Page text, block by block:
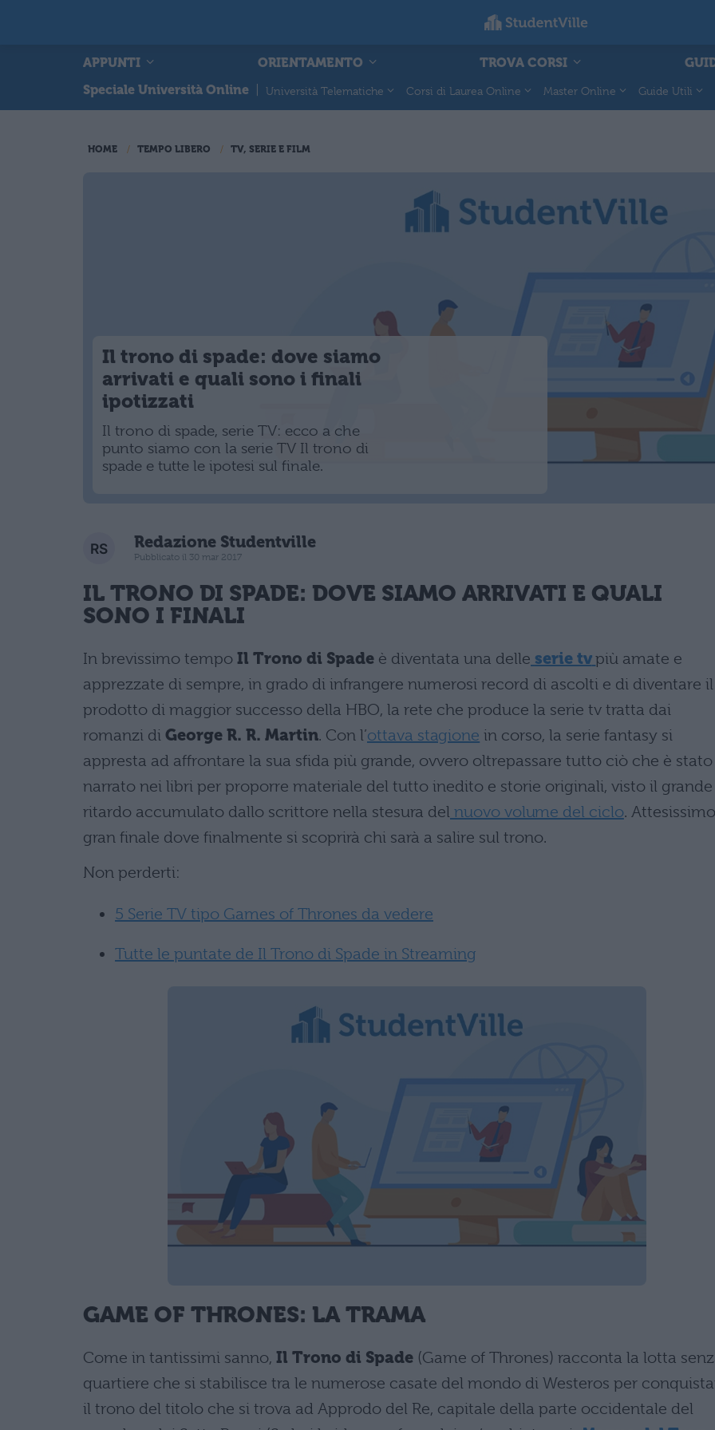
APPUNTI ORIENTAMENTO TROVA CORSI
Speciale Università Online
Università Telematiche Corsi di Laurea Online Master Online Guide Utili
HOME TEMPO LIBERO TV, SERIE E FILM
Il trono di spade: dove siamo
arrivati e quali sono i finali
ipotizzati
Il trono di spade, serie TV: ecco a che
punto siamo con la serie TV Il trono di
spade e tutte le ipotesi sul finale.
Redazione Studentville
Pubblicato il 30 mar 2017
IL TRONO DI SPADE: DOVE SIAMO ARRIVATI E QUALI
SONO I FINALI
In brevissimo tempo Il Trono di Spade è diventata una delle serie tv più amate e
apprezzate di sempre, in grado di infrangere numerosi record di ascolti e di diventare il
prodotto di maggior successo della HBO, la rete che produce la serie tv tratta dai
romanzi di George R. R. Martin. Con l’ottava stagione in corso, la serie fantasy si
appresta ad affrontare la sua sfida più grande, ovvero oltrepassare tutto ciò che è stato
narrato nei libri per proporre materiale del tutto inedito e storie originali, visto il grande
ritardo accumulato dallo scrittore nella stesura del nuovo volume del ciclo.
gran finale dove finalmente si scoprirà chi sarà a salire sul trono.
Non perderti:
5 Serie TV tipo Games of Thrones da vedere
Tutte le puntate de Il Trono di Spade in Streaming
GAME OF THRONES: LA TRAMA
Come in tantissimi sanno, Il Trono di Spade (Game of Thrones) racconta la lotta
quartiere che si stabilisce tra le numerose casate del mondo di Westeros per
il trono del titolo che si trova ad Approdo del Re, capitale della parte occidentale del